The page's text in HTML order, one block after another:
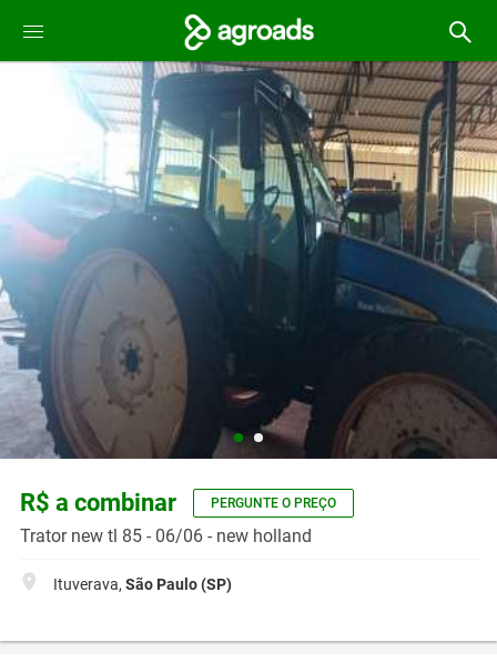
R$ a combinar PERGUNTE O PREÇO
Trator new tl 85 - 06/06 - new holland
Ituverava, São Paulo (SP)